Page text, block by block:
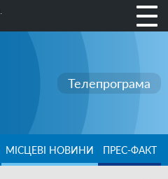
Телепрограма
МІСЦЕВІ НОВИНИ ПРЕС-ФАКТ